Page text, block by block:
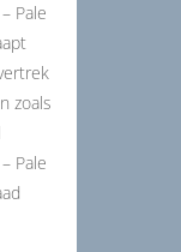
Pale
zoals
Pale